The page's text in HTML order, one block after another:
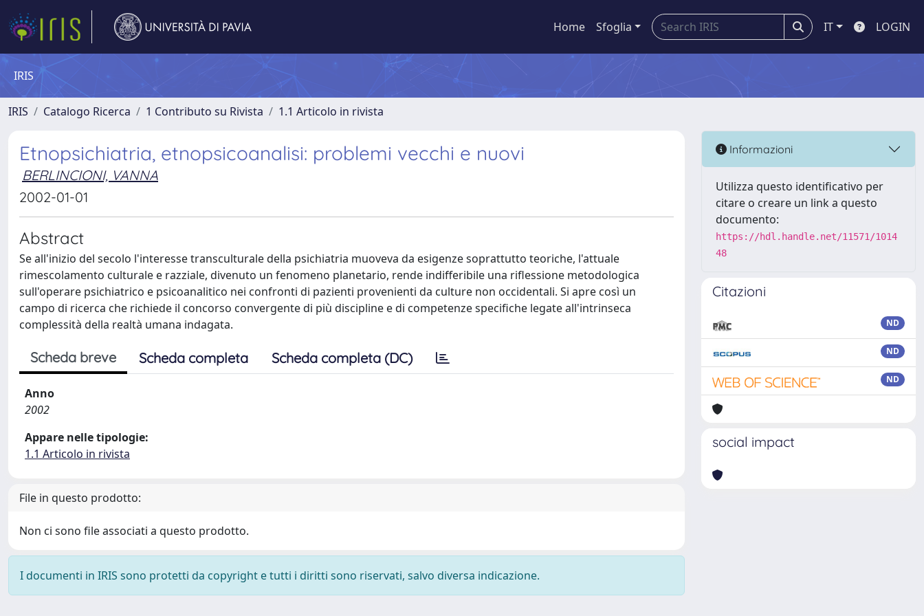
Home Sfoglia IT LOGIN
IRIS
IRIS Catalogo Ricerca 1 Contributo su Rivista 1.1 Articolo in rivista
Etnopsichiatria, etnopsicoanalisi: problemi vecchi e nuovi
BERLINCIONI, VANNA
2002-01-01
Abstract
Se all'inizio del secolo l'interesse transculturale della psichiatria muoveva da esigenze soprattutto teoriche, l'attuale
rimescolamento culturale e razziale, divenuto un fenomeno planetario, rende indifferibile una riflessione metodologica
sull'operare psichiatrico e psicoanalitico nei confronti di pazienti provenienti da culture non occidentali. Si apre così un
campo di ricerca che richiede il concorso convergente di più discipline e di competenze specifiche legate all'intrinseca
complessità della realtà umana indagata.
Scheda breve Scheda completa Scheda completa (DC)
Anno
2002
Appare nelle tipologie:
1.1 Articolo in rivista
File in questo prodotto:
Non ci sono file associati a questo prodotto.
I documenti in IRIS sono protetti da copyright e tutti i diritti sono riservati, salvo diversa indicazione.
Informazioni
Utilizza questo identificativo per
citare o creare un link a questo
documento:
https://hdl.handle.net/11571/1014
48
Citazioni
ND
ND
ND
social impact